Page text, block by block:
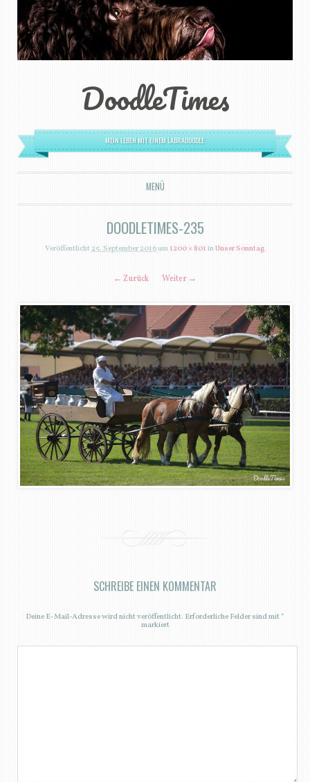
DoodleTimes
MEIN LEBEN MIT EINEM LABRADOODLE.
MENÜ
ZUM INHALT SPRINGEN
DOODLETIMES-235
Veröffentlicht25. September 2016um1200 × 801inUnser Sonntag
← Zurück Weiter →
SCHREIBE EINEN KOMMENTAR
Deine E-Mail-Adresse wird nicht veröffentlicht. Erforderliche Felder sind mit*
markiert